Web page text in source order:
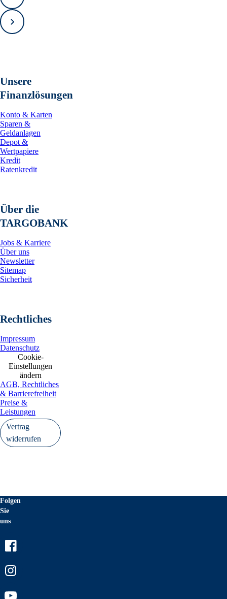
Zurück
Vorwärts
Unsere
Finanzlösungen
Konto & Karten
Sparen &
Geldanlagen
Depot &
Wertpapiere
Kredit
Ratenkredit
Über die
TARGOBANK
Jobs & Karriere
Über uns
Newsletter
Sitemap
Sicherheit
Rechtliches
Impressum
Datenschutz
Cookie-
Einstellungen
ändern
AGB, Rechtliches
& Barrierefreiheit
Preise &
Leistungen
Vertrag
widerrufen
Folgen
Sie
uns
Youtube